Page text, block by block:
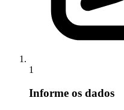
1
Informe os dados